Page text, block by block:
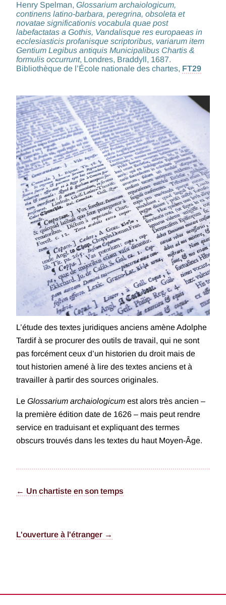
Henry Spelman, Glossarium archaiologicum,
continens latino-barbara, peregrina, obsoleta et
novatae significationis vocabula quae post
labefactatas a Gothis, Vandalisque res europaeas in
ecclesiasticis profanisque scriptoribus, variarum item
Gentium Legibus antiquis Municipalibus Chartis &
formulis occurrunt, Londres, Braddyll, 1687.
Bibliothèque de l’École nationale des chartes, FT29
L’étude des textes juridiques anciens amène Adolphe
Tardif à se procurer des outils de travail, qui ne sont
pas forcément ceux d’un historien du droit mais de
tout historien amené à lire des textes anciens et à
travailler à partir des sources originales.
Le Glossarium archaiologicum est alors très ancien –
la première édition date de 1626 – mais peut rendre
service en traduisant et expliquant des termes
obscurs trouvés dans les textes du haut Moyen-Âge.
← Un chartiste en son temps
L'ouverture à l'étranger →